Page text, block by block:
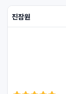
진잠원